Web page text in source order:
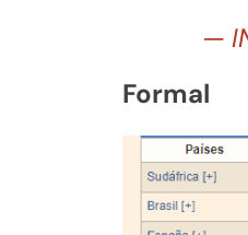
—
Formal